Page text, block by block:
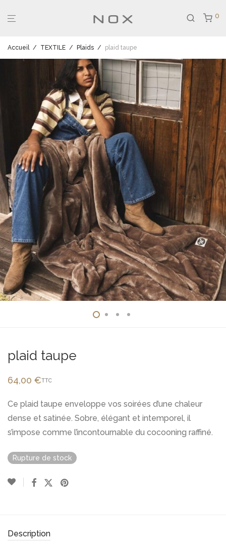
0
Accueil / TEXTILE / Plaids / plaid taupe
plaid taupe
64,00 €TTC
Ce plaid taupe enveloppe vos soirées d’une chaleur
dense et satinée. Sobre, élégant et intemporel, il
s’impose comme l’incontournable du cocooning raffiné.
Rupture de stock
Description